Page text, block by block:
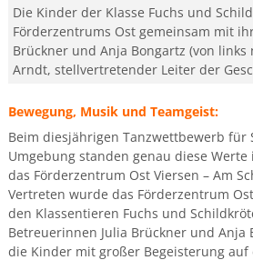
Die Kinder der Klasse Fuchs und
Förderzentrums Ost gemeinsam mit
Brückner und Anja Bongartz (von links
Arndt, stellvertretender Leiter der
Bewegung, Musik und Teamgeist:
Beim diesjährigen Tanzwettbewerb für
Umgebung standen genau diese
das Förderzentrum Ost Viersen – Am
Vertreten wurde das Förderzentrum
den Klassentieren Fuchs und
Betreuerinnen Julia Brückner und Anja
die Kinder mit großer Begeisterung auf